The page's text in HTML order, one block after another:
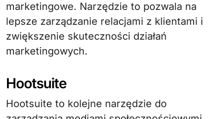
marketingowe. Narzędzie to pozwala na
lepsze zarządzanie relacjami z klientami i
zwiększenie skuteczności działań
marketingowych.
Hootsuite
Hootsuite to kolejne narzędzie do